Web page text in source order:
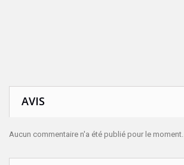
AVIS
Aucun commentaire n'a été publié pour le moment.